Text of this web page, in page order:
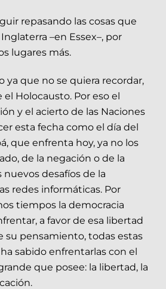
repasando las cosas que
–en Essex–, por
lugares más.
ya que no se quiera recordar,
Holocausto. Por eso el
y el acierto de las Naciones
esta fecha como el día del
que enfrenta hoy, ya no los
de la negación o de la
desafíos de la
redes informáticas. Por
tiempos la democracia
a favor de esa libertad
su pensamiento, todas estas
sabido enfrentarlas con el
que posee: la libertad, la